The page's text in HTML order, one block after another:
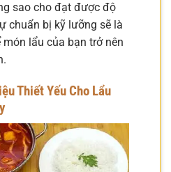
sao cho đạt được độ
chuẩn bị kỹ lưỡng sẽ là
lẩu của bạn trở nên
Thiết Yếu Cho Lẩu